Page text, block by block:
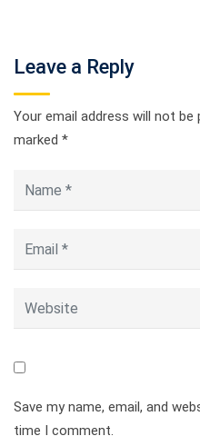
Leave a Reply
Your email address will not be
marked *
Save my name, email, and
time I comment.